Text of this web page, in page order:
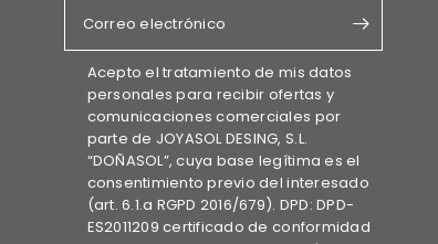
Correo electrónico
Acepto el tratamiento de mis datos
personales para recibir ofertas y
comunicaciones comerciales por
parte de JOYASOL DESING, S.L.
“DOÑASOL”, cuya base legítima es el
consentimiento previo del interesado
(art. 6.1.a RGPD 2016/679). DPD: DPD-
ES2011209 certificado de conformidad